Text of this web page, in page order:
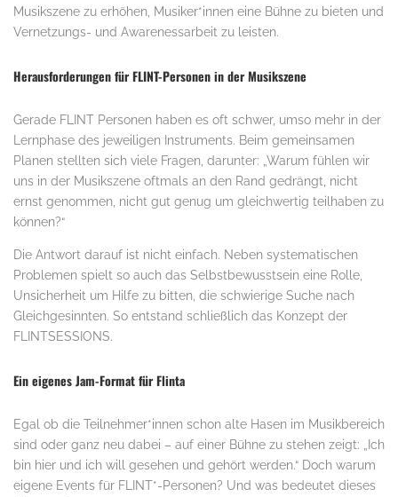
Musikszene zu erhöhen, Musiker*innen eine Bühne zu bieten und
Vernetzungs- und Awarenessarbeit zu leisten.
Herausforderungen für FLINT-Personen in der Musikszene
Gerade FLINT Personen haben es oft schwer, umso mehr in der
Lernphase des jeweiligen Instruments. Beim gemeinsamen
Planen stellten sich viele Fragen, darunter: „Warum fühlen wir
uns in der Musikszene oftmals an den Rand gedrängt, nicht
ernst genommen, nicht gut genug um gleichwertig teilhaben zu
können?“
Die Antwort darauf ist nicht einfach. Neben systematischen
Problemen spielt so auch das Selbstbewusstsein eine Rolle,
Unsicherheit um Hilfe zu bitten, die schwierige Suche nach
Gleichgesinnten. So entstand schließlich das Konzept der
FLINTSESSIONS.
Ein eigenes Jam-Format für Flinta
Egal ob die Teilnehmer*innen schon alte Hasen im Musikbereich
sind oder ganz neu dabei – auf einer Bühne zu stehen zeigt: „Ich
bin hier und ich will gesehen und gehört werden.“ Doch warum
eigene Events für FLINT*-Personen? Und was bedeutet dieses